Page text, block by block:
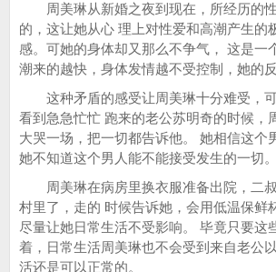
周美琳从新婚之夜到现在，所经历的
的，这让她从心 理上对性爱和高潮产生的
感。可她的身体却又那么不争气， 这是一
潮来的越快，身体发情越不受控制，她的
这种矛盾的感受让周美琳十分难受，可
看到急急忙忙 跑来的老公苏明奇的时候，
大哭一场，把一切都告诉他。 她相信这个
她不知道这个男人能不能接受发生的一切。
周美琳在病房里换衣服准备出院，二叔
村里了，走的 时候告诉她，会用低温保鲜
尽量让她日常生活不受影响。 毕竟只要这
着，日常生活周美琳也不会受到来自老公
活还是可以正常的。